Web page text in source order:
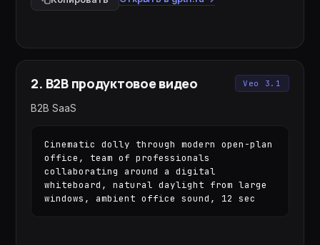
2. B2B продуктовое видео Veo 3.1
B2B SaaS
Cinematic dolly through modern open-plan
office, team of professionals
collaborating around a digital
whiteboard, natural daylight from large
windows, ambient office sound, 12 sec